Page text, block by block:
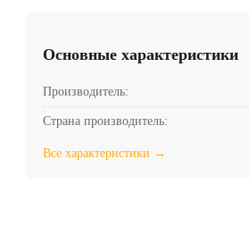
Основные характеристики
Производитель:
Страна производитель:
Все характеристики →